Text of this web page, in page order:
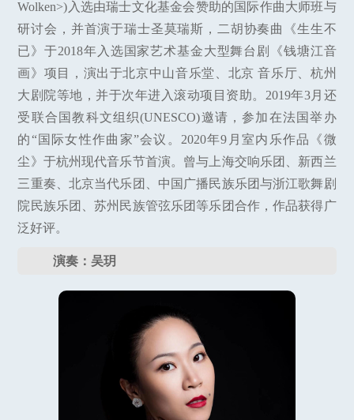
Wolken>)入选由瑞士文化基金会赞助的国际作曲大师班与
研讨会，并首演于瑞士圣莫瑞斯，二胡协奏曲《生生不
已》于2018年入选国家艺术基金大型舞台剧《钱塘江音
画》项目，演出于北京中山音乐堂、北京 音乐厅、杭州
大剧院等地，并于次年进入滚动项目资助。2019年3月还
受联合国教科文组织(UNESCO)邀请，参加在法国举办
的“国际女性作曲家”会议。2020年9月室内乐作品《微
尘》于杭州现代音乐节首演。曾与上海交响乐团、新西兰
三重奏、北京当代乐团、中国广播民族乐团与浙江歌舞剧
院民族乐团、苏州民族管弦乐团等乐团合作，作品获得广
泛好评。
演奏：吴玥